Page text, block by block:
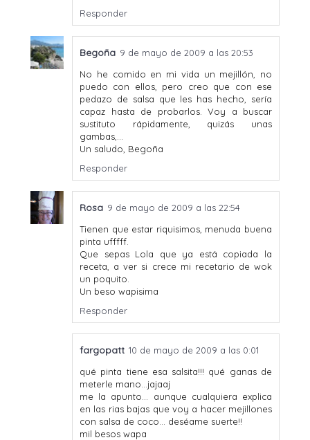
Responder
Begoña 9 de mayo de 2009 a las 20:53
No he comido en mi vida un mejillón, no
puedo con ellos, pero creo que con ese
pedazo de salsa que les has hecho, sería
capaz hasta de probarlos. Voy a buscar
sustituto rápidamente, quizás unas
gambas,...
Un saludo, Begoña
Responder
Rosa 9 de mayo de 2009 a las 22:54
Tienen que estar riquisimos, menuda buena
pinta ufffff.
Que sepas Lola que ya está copiada la
receta, a ver si crece mi recetario de wok
un poquito.
Un beso wapisima
Responder
fargopatt 10 de mayo de 2009 a las 0:01
qué pinta tiene esa salsita!!! qué ganas de
meterle mano...jajaaj
me la apunto... aunque cualquiera explica
en las rias bajas que voy a hacer mejillones
con salsa de coco... deséame suerte!!
mil besos wapa